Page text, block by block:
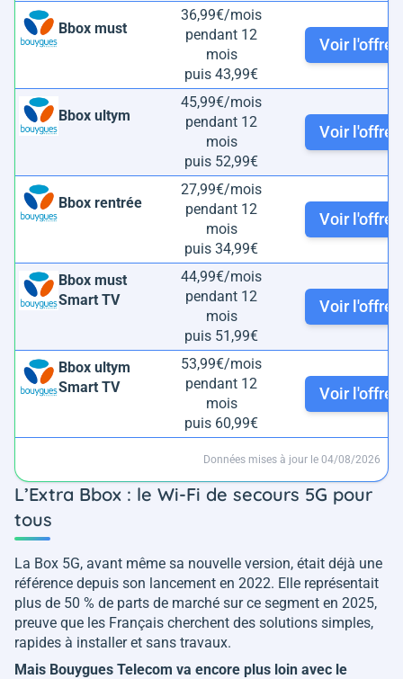
Bbox must
36,99€/mois
pendant 12
mois
puis 43,99€
Voir l'offre
Bbox ultym
45,99€/mois
pendant 12
mois
puis 52,99€
Voir l'offre
Bbox rentrée
27,99€/mois
pendant 12
mois
puis 34,99€
Voir l'offre
Bbox must
Smart TV
44,99€/mois
pendant 12
mois
puis 51,99€
Voir l'offre
Bbox ultym
Smart TV
53,99€/mois
pendant 12
mois
puis 60,99€
Voir l'offre
Données mises à jour le 04/08/2026
L’Extra Bbox : le Wi-Fi de secours 5G pour
tous
La Box 5G, avant même sa nouvelle version, était déjà une
référence depuis son lancement en 2022. Elle représentait
plus de 50 % de parts de marché sur ce segment en 2025,
preuve que les Français cherchent des solutions simples,
rapides à installer et sans travaux.
Mais Bouygues Telecom va encore plus loin avec le